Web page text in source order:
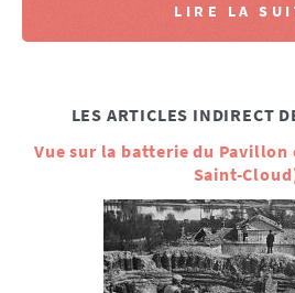
LIRE LA
LES ARTICLES INDIRECT
Vue sur la batterie du Pavillon
Saint-